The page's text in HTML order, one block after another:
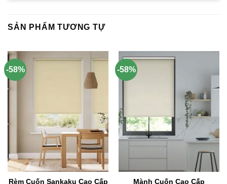
SẢN PHẨM TƯƠNG TỰ
-58%
Rèm Cuốn Sankaku Cao Cấp
-58%
Mành Cuốn Cao Cấp